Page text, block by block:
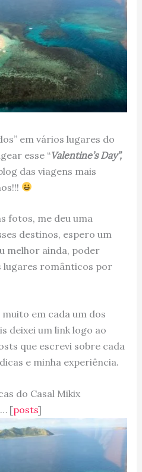
em vários lugares do
esse “Valentine’s Day”,
das viagens mais
fotos, me deu uma
destinos, espero um
melhor ainda, poder
românticos por
em cada um dos
deixei um link logo ao
que escrevi sobre cada
e minha experiência.
do Casal Mikix
[posts]